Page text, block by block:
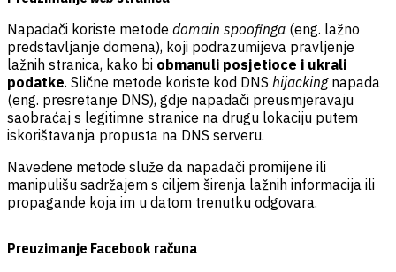
Napadači koriste metode domain spoofinga (eng. lažno
predstavljanje domena), koji podrazumijeva pravljenje
lažnih stranica, kako bi obmanuli posjetioce i ukrali
podatke. Slične metode koriste kod DNS hijackingnapada
(eng. presretanje DNS), gdje napadači preusmjeravaju
saobraćaj s legitimne stranice na drugu lokaciju putem
iskorištavanja propusta na DNS serveru.
Navedene metode služe da napadači promijene ili
manipulišu sadržajem s ciljem širenja lažnih informacija ili
propagande koja im u datom trenutku odgovara.
Preuzimanje Facebook računa